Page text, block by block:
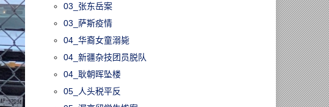
03_张东岳案
03_萨斯疫情
04_华裔女童溺毙
04_新疆杂技团员脱队
04_耿朝晖坠楼
05_人头税平反